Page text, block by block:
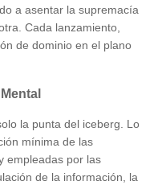
a asentar la supremacía
Cada lanzamiento,
de dominio en el plano
la punta del iceberg. Lo
mínima de las
empleadas por las
de la información, la